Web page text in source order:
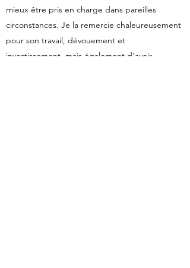
mieux être pris en charge dans pareilles
circonstances. Je la remercie chaleureusement
pour son travail, dévouement et
investissement, mais également d’avoir